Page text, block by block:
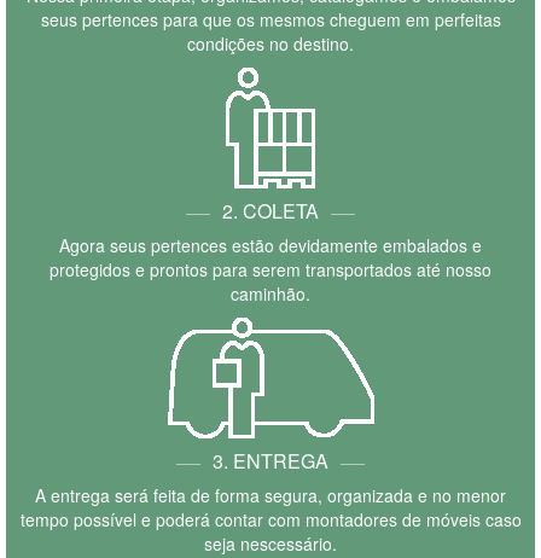
seus pertences para que os mesmos cheguem em perfeitas
condições no destino.
2. COLETA
Agora seus pertences estão devidamente embalados e
protegidos e prontos para serem transportados até nosso
caminhão.
3. ENTREGA
A entrega será feita de forma segura, organizada e no menor
tempo possível e poderá contar com montadores de móveis caso
seja nescessário.